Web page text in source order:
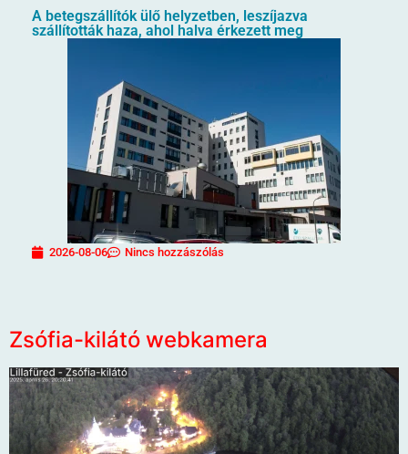
A betegszállítók ülő helyzetben, leszíjazva
szállították haza, ahol halva érkezett meg
2026-08-06 Nincs hozzászólás
Zsófia-kilátó webkamera